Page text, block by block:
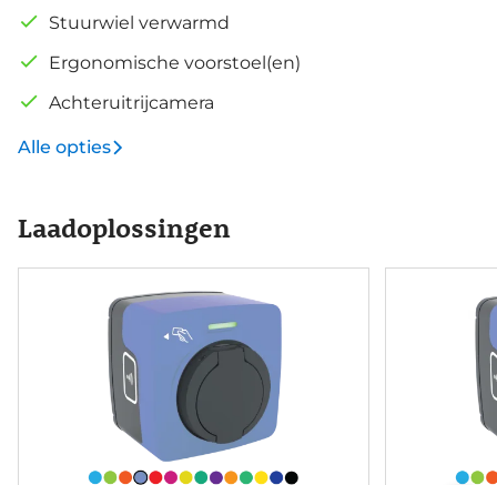
Stuurwiel verwarmd
Ergonomische voorstoel(en)
Achteruitrijcamera
Alle opties
Laadoplossingen